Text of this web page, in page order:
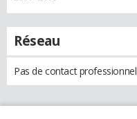
Réseau
Pas de contact professionnel